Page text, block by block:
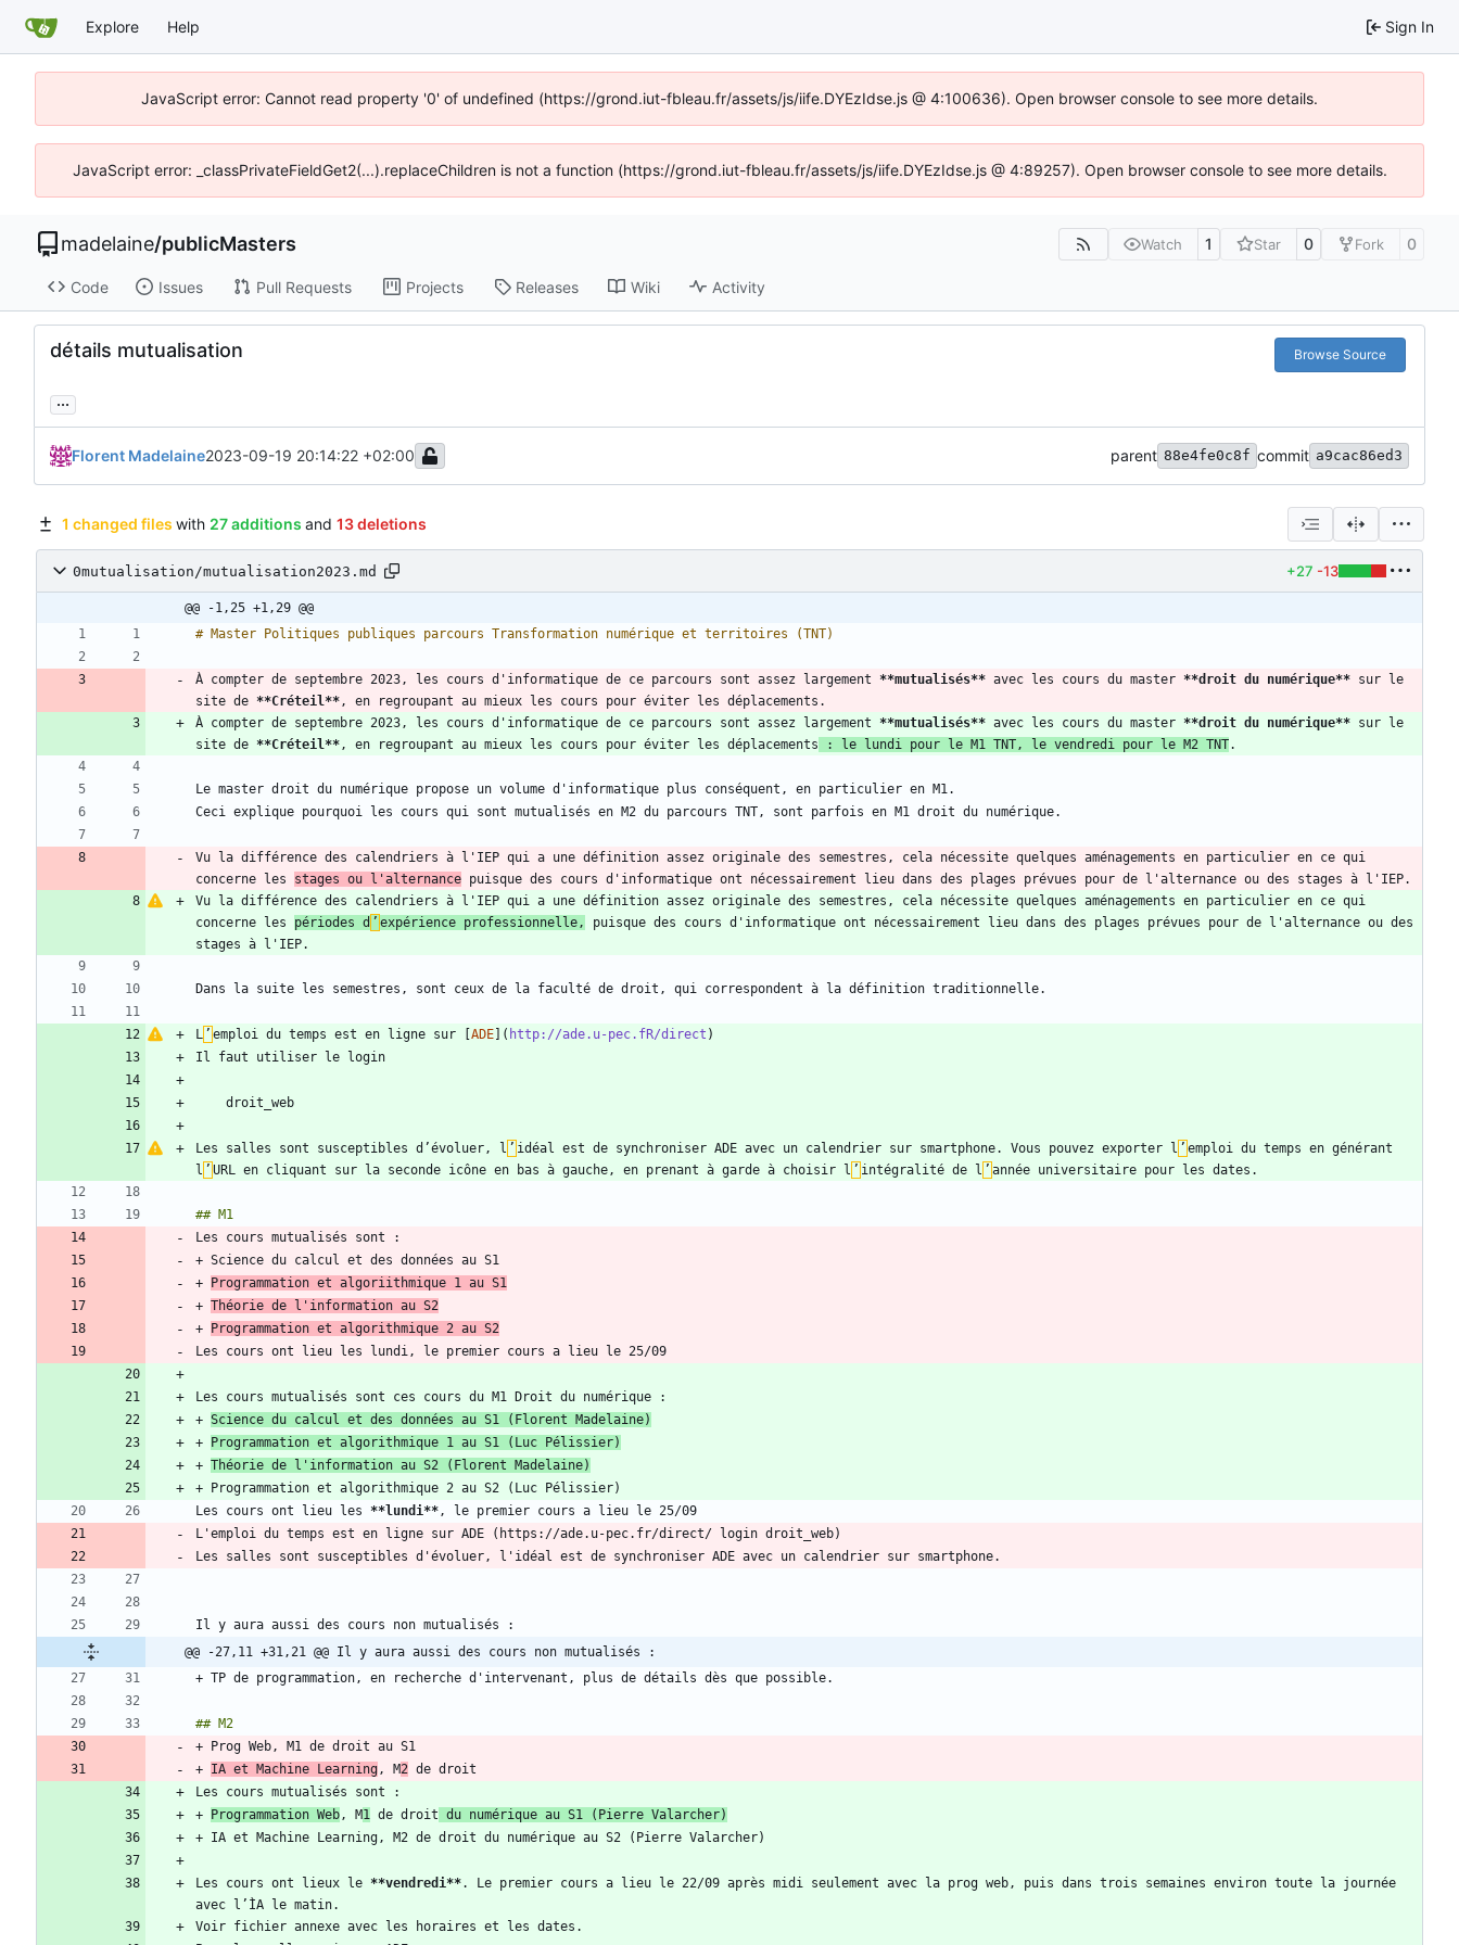
Explore Help Sign In
JavaScript error: Cannot read property '0' of undefined (https://grond.iut-fbleau.fr/assets/js/iife.DYEzIdse.js @ 4:100636). Open browser console to see more details.
JavaScript error: _classPrivateFieldGet2(...).replaceChildren is not a function (https://grond.iut-fbleau.fr/assets/js/iife.DYEzIdse.js @ 4:89257). Open browser console to see more details.
madelaine/publicMasters Watch 1 Star 0 Fork 0
Code Issues Pull Requests Projects Releases Wiki Activity
détails mutualisation Browse Source
...
Florent Madelaine2023-09-19 20:14:22 +02:00 parent 88e4fe0c8f commit a9cac86ed3
1 changed files with 27 additions and 13 deletions
0mutualisation/mutualisation2023.md +27 -13
@@ -1,25 +1,29 @@
À compter de septembre 2023, les cours d'informatique de ce parcours sont assez largement **mutualisés** avec les cours du master **droit du numérique** sur le
site de **Créteil**
À compter de septembre 2023, les cours d'informatique de ce parcours sont assez largement **mutualisés** avec les cours du master **droit du numérique** sur le
site de **Créteil**, en regroupant au mieux les cours pour éviter les déplacements : le lundi pour le M1 TNT, le vendredi pour le M2 TNT
Vu la différence des calendriers à l'IEP qui a une définition assez originale des semestres, cela nécessite quelques aménagements en particulier en ce qui
concerne les stages ou l'alternance
Vu la différence des calendriers à l'IEP qui a une définition assez originale des semestres, cela nécessite quelques aménagements en particulier en ce qui
concerne les périodes d ’ expérience professionnelle,
puisque des cours d'informatique ont nécessairement lieu dans des plages prévues pour de l'alternance ou des
L ’ emploi du temps est en ligne sur [ ADE ]( http://ade.u-pec.fR/direct
Les salles sont susceptibles d’évoluer, l ’ idéal est de synchroniser ADE avec un calendrier sur smartphone. Vous pouvez exporter l ’ emploi du temps en générant
l ’ URL en cliquant sur la seconde icône en bas à gauche, en prenant à garde à choisir l ’ intégralité de l ’
+
Programmation et algoriithmique 1 au S1
+ Théorie de l'information au S2
+
Programmation et algorithmique 2 au S2
+ Science du calcul et des données au S1 (Florent Madelaine)
+
Programmation et algorithmique 1 au S1 (Luc Pélissier)
+ Théorie de l'information au S2 (Florent Madelaine)
Les cours ont lieu les **lundi**
@@ -27,11 +31,21 @@ Il y aura aussi des cours non mutualisés :
+ IA et Machine Learning, M2
+
Programmation Web, M1 de droit du numérique au S1 (Pierre Valarcher)
Les cours ont lieux le **vendredi**. Le premier cours a lieu le 22/09 après midi seulement avec la prog web, puis dans trois semaines environ toute la journée